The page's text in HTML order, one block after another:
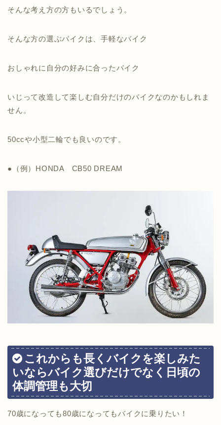
そんな考え方の方もいるでしょう。
そんな方の選ぶバイクは、手軽なバイク
おしゃれに自分の好みに合ったバイク
いじって改造して楽しむ自分だけのバイクなのかもしれま
せん。
50ccや小型二輪でも良いのです。
●（例）HONDA CB50 DREAM
これからも長くバイクを楽しみた
いならバイク選びだけでなく日頃の
体調管理も大切
70歳になっても80歳になってもバイクに乗りたい！